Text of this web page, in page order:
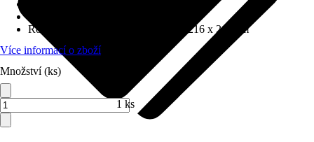
Rozměry š x h bez přesahu střechy
216 x 218 cm
Více informací o zboží
Množství (ks)
1 ks